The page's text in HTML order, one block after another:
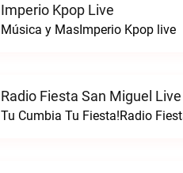
Imperio Kpop Live
Música y MasImperio Kpop live
Radio Fiesta San Miguel Live
Tu Cumbia Tu Fiesta!Radio